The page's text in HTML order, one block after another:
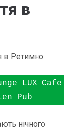
в
в Ретимно:
Pub
нічного